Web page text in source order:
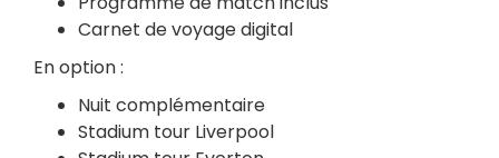
Carnet de voyage digital
En option :
Nuit complémentaire
Stadium tour Liverpool